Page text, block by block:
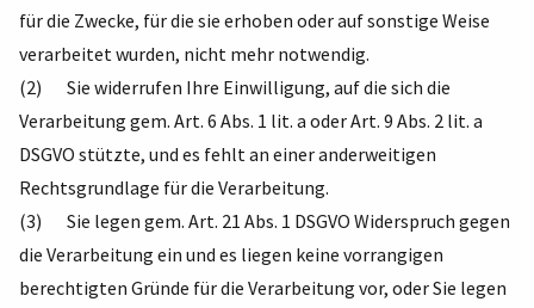
für die Zwecke, für die sie erhoben oder auf sonstige Weise
verarbeitet wurden, nicht mehr notwendig.
(2) Sie widerrufen Ihre Einwilligung, auf die sich die
Verarbeitung gem. Art. 6 Abs. 1 lit. a oder Art. 9 Abs. 2 lit. a
DSGVO stützte, und es fehlt an einer anderweitigen
Rechtsgrundlage für die Verarbeitung.
(3) Sie legen gem. Art. 21 Abs. 1 DSGVO Widerspruch gegen
die Verarbeitung ein und es liegen keine vorrangigen
berechtigten Gründe für die Verarbeitung vor, oder Sie legen